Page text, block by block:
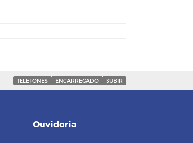
TELEFONES ENCARREGADO SUBIR
Ouvidoria